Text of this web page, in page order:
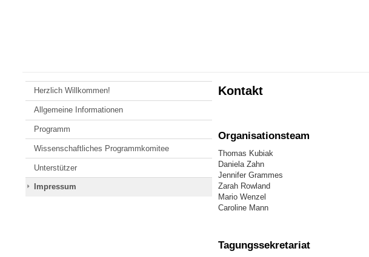
Herzlich Willkommen!
Allgemeine Informationen
Programm
Wissenschaftliches Programmkomitee
Unterstützer
Impressum
Kontakt
Organisationsteam
Thomas Kubiak
Daniela Zahn
Jennifer Grammes
Zarah Rowland
Mario Wenzel
Caroline Mann
Tagungssekretariat